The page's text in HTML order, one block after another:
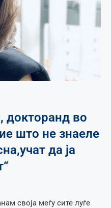
докторанд во
што не знаеле
да ја
своја меѓу сите луѓе